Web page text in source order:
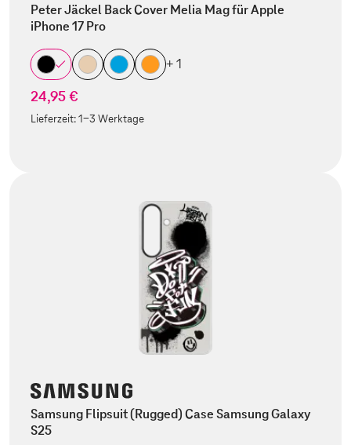
Peter Jäckel Back Cover Melia Mag für Apple
iPhone 17 Pro
+ 1
24,95 €
Lieferzeit:1-3 Werktage
Samsung Flipsuit (Rugged) Case Samsung Galaxy
S25